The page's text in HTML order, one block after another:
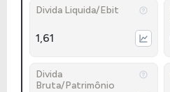
Divida Liquida/Ebit
1,61
Divida
Bruta/Patrimônio